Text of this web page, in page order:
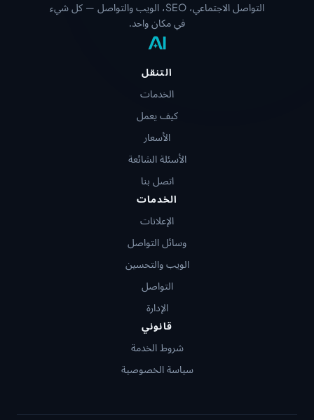
التواصل الاجتماعي، SEO، الويب والتواصل — كل شيء
في مكان واحد.
التنقل
الخدمات
كيف يعمل
الأسعار
الأسئلة الشائعة
اتصل بنا
الخدمات
الإعلانات
وسائل التواصل
الويب والتحسين
التواصل
الإدارة
قانوني
شروط الخدمة
سياسة الخصوصية